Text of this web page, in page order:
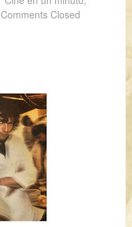
Comments Closed